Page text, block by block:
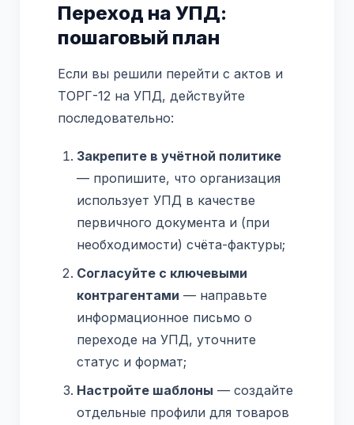
Переход на УПД:
пошаговый план
Если вы решили перейти с актов и
ТОРГ-12 на УПД, действуйте
последовательно:
Закрепите в учётной политике
— пропишите, что организация
использует УПД в качестве
первичного документа и (при
необходимости) счёта-фактуры;
Согласуйте с ключевыми
контрагентами — направьте
информационное письмо о
переходе на УПД, уточните
статус и формат;
Настройте шаблоны — создайте
отдельные профили для товаров